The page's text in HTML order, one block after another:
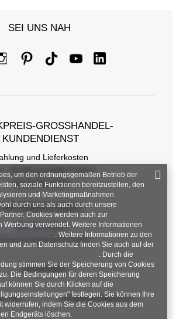
SEI UNS NAH
GROSSHANDEL-K
UNDENDIENST
und Lieferkosten
- Häufig gestellte Fragen
Rückgabepolitik
INFORMATIONEN
Verordnungen
KONTAKT
740 hurt@factoryprice.eu
um den ordnungsgemäßen Betrieb der
soziale Funktionen bereitzustellen, den
und Marketingmaßnahmen
durch uns als auch durch unsere
Cookies werden auch zur
Werbung verwendet. Weitere Informationen
. Weitere Informationen zu den
und zum Datenschutz finden Sie auch auf der
. Durch die
stimmen Sie der Speicherung von Cookies
Die Bedingungen für deren Speicherung
können Sie durch Klicken auf die
festlegen. Sie können Ihre
widerrufen, indem Sie die Cookies aus dem
Endgeräts löschen.